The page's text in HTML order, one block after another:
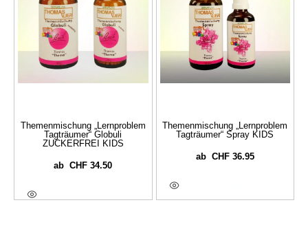
Themenmischung „Lernproblem
Tagträumer“ Globuli
ZUCKERFREI KIDS
abCHF 34.50
Themenmischung „Lernproblem
Tagträumer“ Spray KIDS
ab CHF36.95